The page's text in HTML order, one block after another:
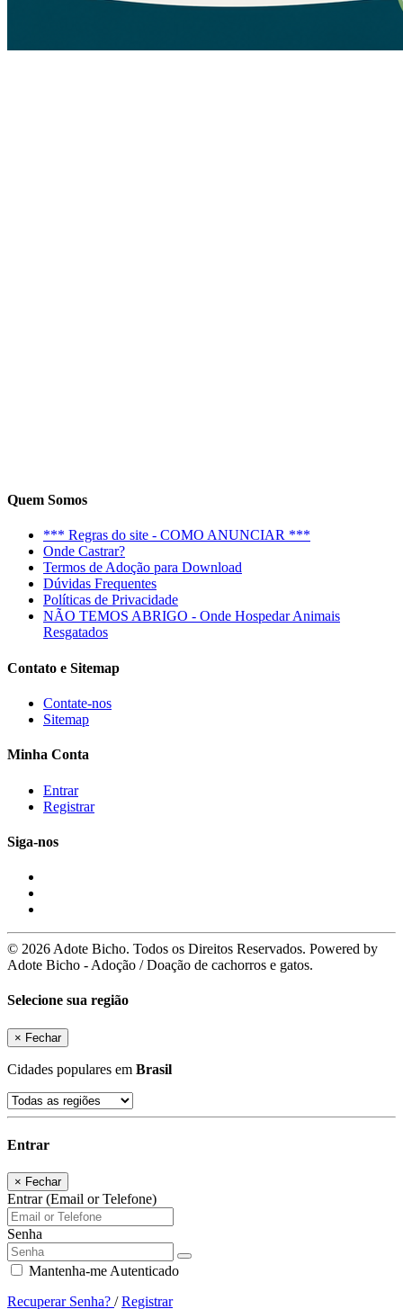
Quem Somos
*** Regras do site - COMO ANUNCIAR ***
Onde Castrar?
Termos de Adoção para Download
Dúvidas Frequentes
Políticas de Privacidade
NÃO TEMOS ABRIGO - Onde Hospedar Animais
Resgatados
Contato e Sitemap
Contate-nos
Sitemap
Minha Conta
Entrar
Registrar
Siga-nos
© 2026 Adote Bicho. Todos os Direitos Reservados. Powered by
Adote Bicho - Adoção / Doação de cachorros e gatos.
Selecione sua região
× Fechar
Cidades populares em Brasil
Entrar
× Fechar
Entrar (Email or Telefone)
Senha
Mantenha-me Autenticado
Recuperar Senha? /Registrar